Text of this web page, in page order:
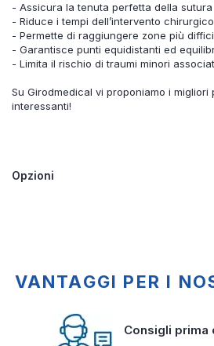
- Assicura la tenuta perfetta della sutura
- Riduce i tempi dell’intervento chirurgico
- Permette di raggiungere zone più
- Garantisce punti equidistanti ed
- Limita il rischio di traumi minori
Su Girodmedical vi proponiamo i migliori
interessanti!
Opzioni
VANTAGGI PER I
Consigli prima